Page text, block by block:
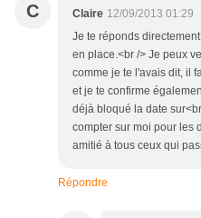
C Claire 12/09/2013 01:29
Je te réponds
en place.<br /> Je peux
comme je te l'avais dit, il
et je te confirme
déjà bloqué la date
compter sur moi pour les
amitié à tous ceux qui
Répondre